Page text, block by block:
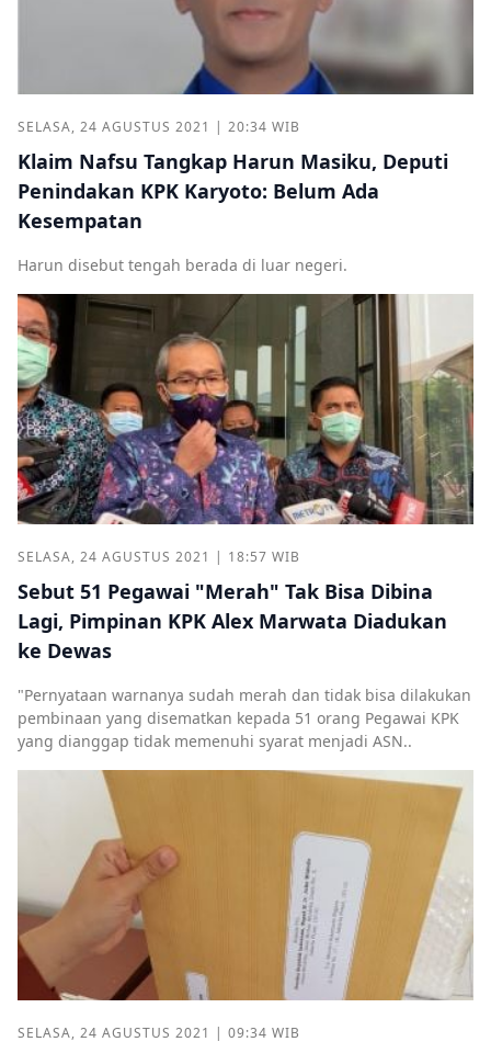
SELASA, 24 AGUSTUS 2021 | 20:34 WIB
Klaim Nafsu Tangkap Harun Masiku, Deputi
Penindakan KPK Karyoto: Belum Ada
Kesempatan
Harun disebut tengah berada di luar negeri.
SELASA, 24 AGUSTUS 2021 | 18:57 WIB
Sebut 51 Pegawai "Merah" Tak Bisa Dibina
Lagi, Pimpinan KPK Alex Marwata Diadukan
ke Dewas
"Pernyataan warnanya sudah merah dan tidak bisa dilakukan
pembinaan yang disematkan kepada 51 orang Pegawai KPK
yang dianggap tidak memenuhi syarat menjadi ASN..
SELASA, 24 AGUSTUS 2021 | 09:34 WIB